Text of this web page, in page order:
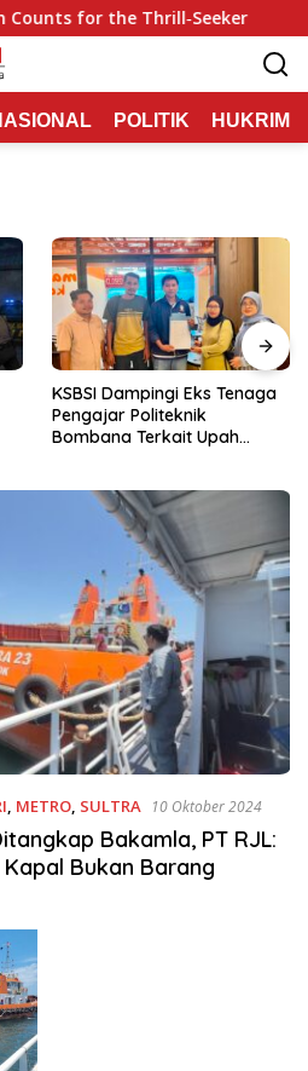
for the Thrill‑Seeker
POLITIK HUKRIM
KSBSI Dampingi Eks Tenaga
Pengajar Politeknik
Bombana Terkait Upah
, METRO, SULTRA 10 Oktober 2024
Bakamla, PT RJL:
Bukan Barang